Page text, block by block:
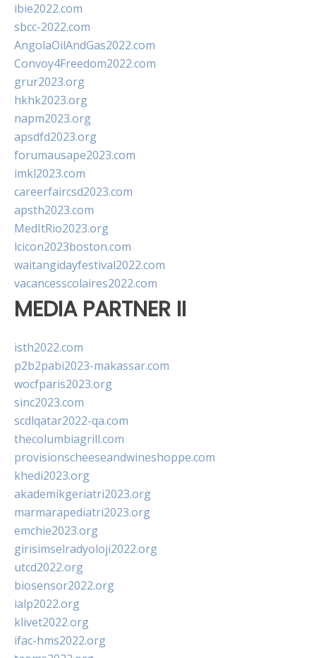
ibie2022.com
sbcc-2022.com
AngolaOilAndGas2022.com
Convoy4Freedom2022.com
grur2023.org
hkhk2023.org
napm2023.org
apsdfd2023.org
forumausape2023.com
imkl2023.com
careerfaircsd2023.com
apsth2023.com
MedItRio2023.org
lcicon2023boston.com
waitangidayfestival2022.com
vacancesscolaires2022.com
MEDIA PARTNER II
isth2022.com
p2b2pabi2023-makassar.com
wocfparis2023.org
sinc2023.com
scdlqatar2022-qa.com
thecolumbiagrill.com
provisionscheeseandwineshoppe.com
khedi2023.org
akademikgeriatri2023.org
marmarapediatri2023.org
emchie2023.org
girisimselradyoloji2022.org
utcd2022.org
biosensor2022.org
ialp2022.org
klivet2022.org
ifac-hms2022.org